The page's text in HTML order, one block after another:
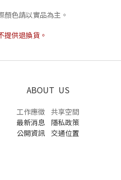
色請以實品為主。
供退換貨。
ABOUT US
工作應徵 共享空間
最新消息
隱私政策
公開資訊
交通位置